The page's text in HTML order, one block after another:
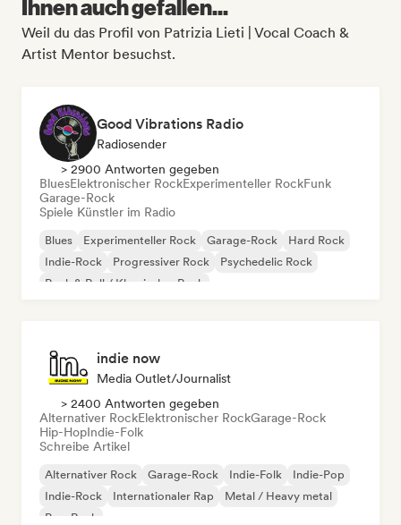
Ihnen auch gefallen...
Weil du das Profil von Patrizia Lieti | Vocal Coach &
Artist Mentor besuchst.
Good Vibrations Radio
Radiosender
> 2900 Antworten gegeben
BluesElektronischer RockExperimenteller RockFunk
Garage-Rock
Spiele Künstler im Radio
Blues Experimenteller Rock Garage-Rock
Hard Rock
Indie-Rock
Progressiver Rock
Psychedelic Rock
Rock & Roll / Klassischer Rock
indie now
Media Outlet/Journalist
> 2400 Antworten gegeben
Alternativer RockElektronischer RockGarage-Rock
Hip-HopIndie-Folk
Schreibe Artikel
Alternativer Rock Garage-Rock Indie-Folk
Indie-Pop
Indie-Rock
Internationaler Rap
Metal / Heavy metal
Pop-Rock